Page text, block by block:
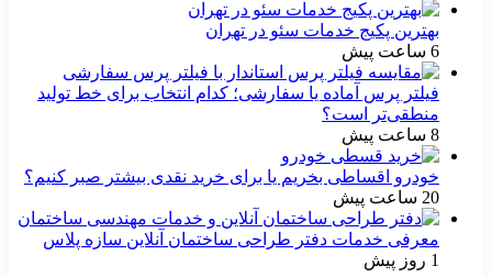
بهترین پکیج خدمات سئو در تهران
6 ساعت پیش
فیلتر پرس آماده یا سفارشی؛ کدام انتخاب برای خط تولید
منطقی‌تر است؟
8 ساعت پیش
خودرو اقساطی بخریم یا برای خرید نقدی بیشتر صبر کنیم؟
20 ساعت پیش
معرفی خدمات دفتر طراحی ساختمان آنلاین سازه پلاس
1 روز پیش